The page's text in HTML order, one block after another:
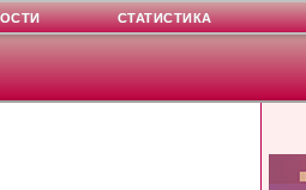
СТАТИСТИКА